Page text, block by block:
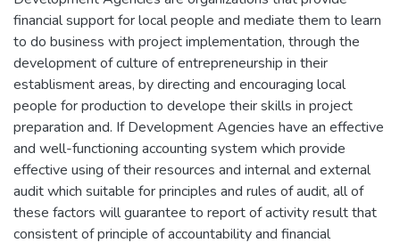
financial support for local people and mediate them to learn
to do business with project implementation, through the
development of culture of entrepreneurship in their
establisment areas, by directing and encouraging local
people for production to develope their skills in project
preparation and. If Development Agencies have an effective
and well-functioning accounting system which provide
effective using of their resources and internal and external
audit which suitable for principles and rules of audit, all of
these factors will guarantee to report of activity result that
consistent of principle of accountability and financial